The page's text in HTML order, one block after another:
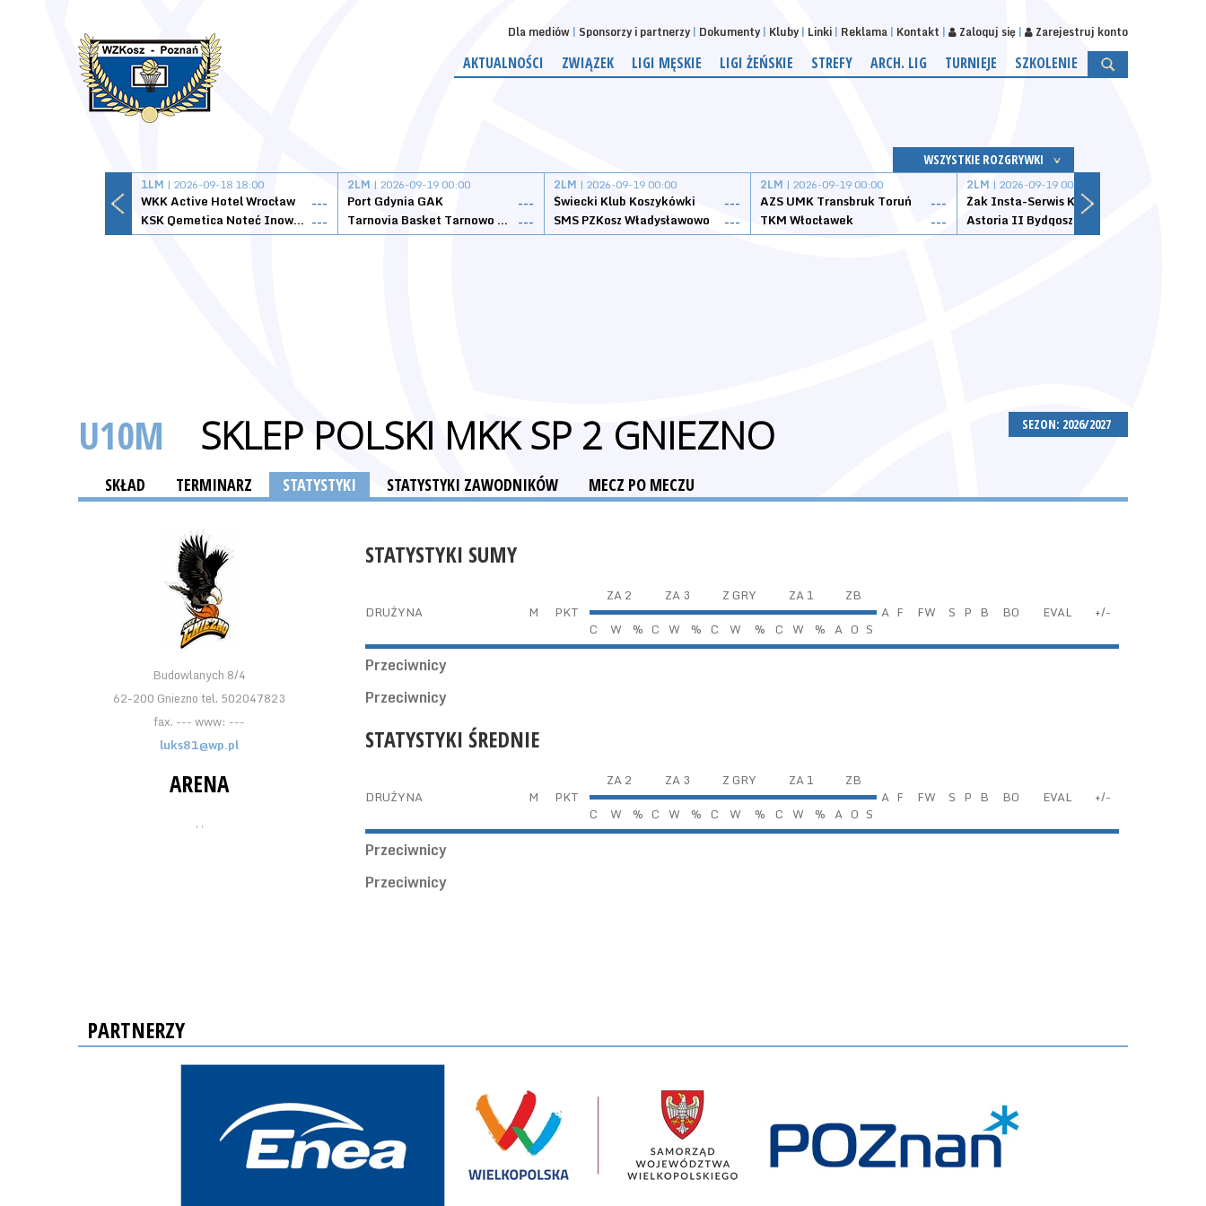
Dla mediów Sponsorzy i partnerzy Dokumenty Kluby Linki Reklama Kontakt Zaloguj się Zarejestruj konto
AKTUALNOŚCI ZWIĄZEK LIGI MĘSKIE LIGI ŻEŃSKIE STREFY ARCH. LIG TURNIEJE SZKOLENIE
WSZYSTKIE ROZGRYWKI
1LM | 2026-09-18 18:00
WKK Active Hotel Wrocław
---
KSK Qemetica Noteć Inowrocław ---
2LM | 2026-09-19 00:00
Port Gdynia GAK
---
Tarnovia Basket Tarnowo Podgórne ---
2LM | 2026-09-19 00:00
Świecki Klub Koszykówki
---
SMS PZKosz Władysławowo
---
2LM | 2026-09-19 00:00
AZS UMK Transbruk Toruń
---
TKM Włocławek
---
2LM | 2026-09-19 00:00
Żak Insta-Serwis Koszalin
Astoria II Bydgoszcz
SEZON: 2026/2027
U10M SKLEP POLSKI MKK SP 2 GNIEZNO
SKŁAD TERMINARZ STATYSTYKI STATYSTYKI ZAWODNIKÓW MECZ PO MECZU
Budowlanych 8/4
62-200 Gniezno tel. 502047823
fax. --- www: ---
luks81@wp.pl
ARENA
, ,
STATYSTYKI SUMY
DRUŻYNA M PKT
ZA 2 ZA 3 Z GRY ZA 1
ZB
A F FW S P B BO EVAL
+/-
C
W % C W % C W % C W % A O S
Przeciwnicy
Przeciwnicy
STATYSTYKI ŚREDNIE
DRUŻYNA M PKT
ZA 2 ZA 3 Z GRY ZA 1
ZB
A F FW S P B BO EVAL
+/-
C
W % C W % C W % C W % A O S
Przeciwnicy
Przeciwnicy
PARTNERZY